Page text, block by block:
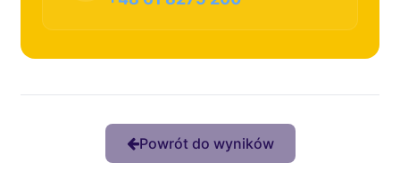
Powrót do wyników